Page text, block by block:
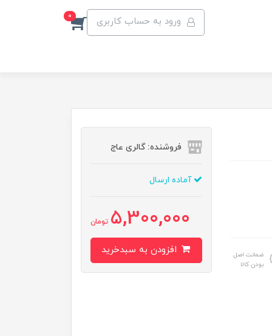
ورود به حساب کاربری 0
ضمانت اصل
بودن کالا
فروشنده: گالری عاج
آماده ارسال
5,300,000 تومان